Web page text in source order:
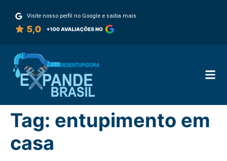
Visite nosso perfil no Google e saiba mais
Tag: entupimento em
casa